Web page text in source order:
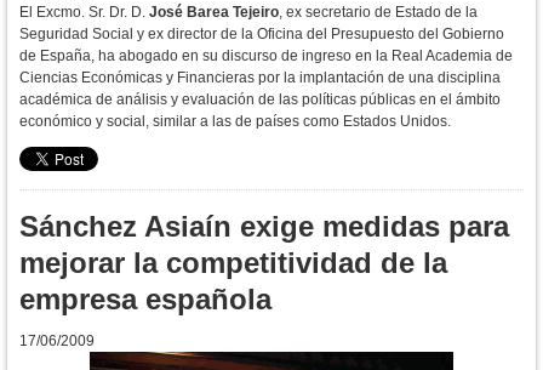
El Excmo. Sr. Dr. D. José Barea Tejeiro, ex secretario de Estado de la
Seguridad Social y ex director de la Oficina del Presupuesto del Gobierno
de España, ha abogado en su discurso de ingreso en la Real Academia de
Ciencias Económicas y Financieras por la implantación de una disciplina
académica de análisis y evaluación de las políticas públicas en el ámbito
económico y social, similar a las de países como Estados Unidos.
Sánchez Asiaín exige medidas para
mejorar la competitividad de la
empresa española
17/06/2009